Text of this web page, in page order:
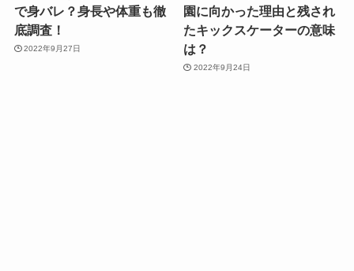
で身バレ？身長や体重も徹
底調査！
2022年9月27日
園に向かった理由と残され
たキックスケーターの意味
は？
2022年9月24日